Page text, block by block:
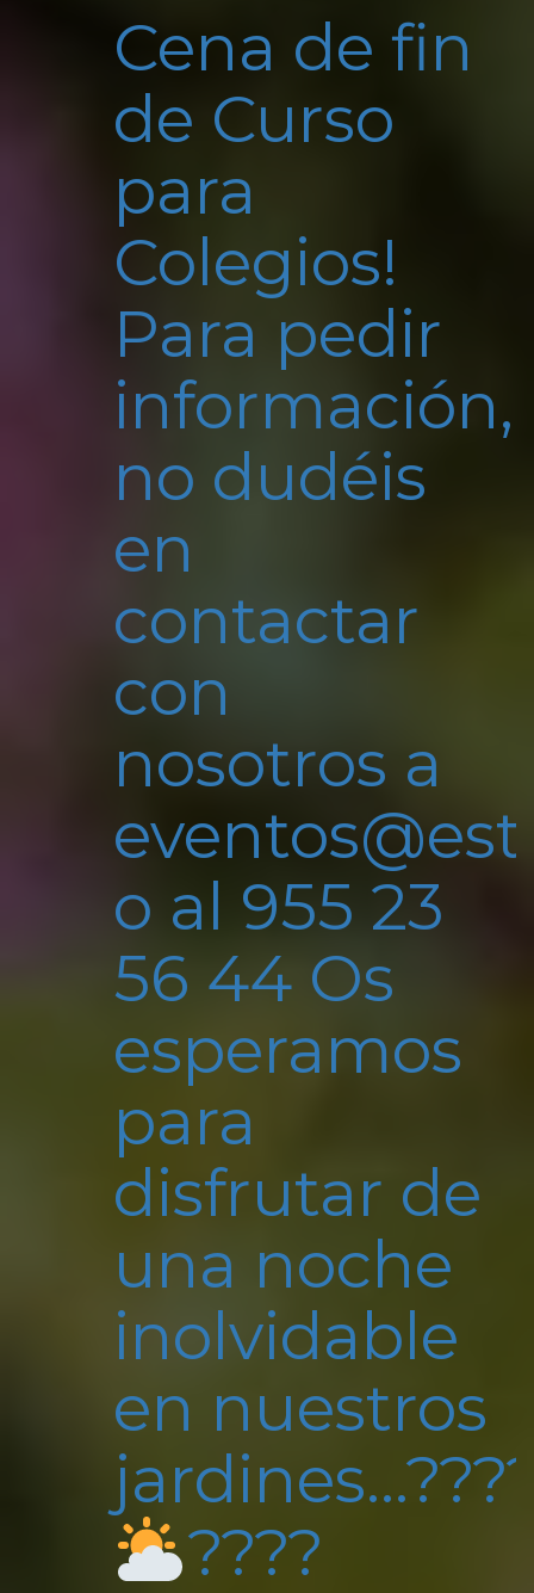
Cena de fin
de Curso
para
Colegios!
Para pedir
información,
no dudéis
en
contactar
con
nosotros a
o al 955 23
56 44 Os
esperamos
para
disfrutar de
una noche
inolvidable
en nuestros
????